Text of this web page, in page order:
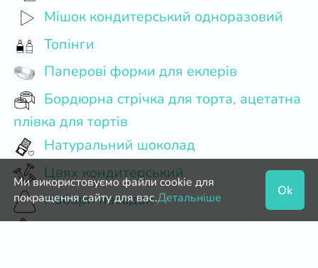
Мішок кондитерський одноразовий
Топінги
Паперові форми для еклерів
плівка для тортів
Натуральний шоколад
Цвях кондитерський
Набори насадок
Вафельні картинки
Ми використовуємо файли cookie для
покращення сайту для вас.Детальніше Ok